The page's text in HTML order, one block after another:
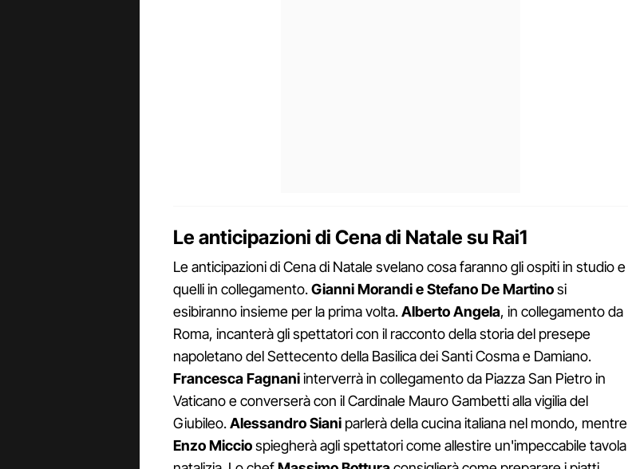
Le anticipazioni di Cena di Natale su Rai1
Le anticipazioni di Cena di Natale svelano cosa faranno gli ospiti in studio e
quelli in collegamento.Gianni Morandi e Stefano De Martinosi
esibiranno insieme per la prima volta.Alberto Angela, in collegamento da
Roma, incanterà gli spettatori con il racconto della storia del presepe
napoletano del Settecento della Basilica dei Santi Cosma e Damiano.
Francesca Fagnaniinterverrà in collegamento da Piazza San Pietro in
Vaticano e converserà con il Cardinale Mauro Gambetti alla vigilia del
Giubileo.Alessandro Siani parlerà della cucina italiana nel mondo, mentre
Enzo Micciospiegherà agli spettatori come allestire un'impeccabile tavola